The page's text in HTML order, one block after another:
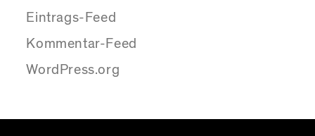
Eintrags-Feed
Kommentar-Feed
WordPress.org